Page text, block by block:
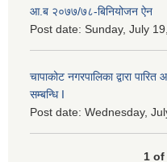
आ.ब २०७७/७८-बिनियोजन ऐन
Post date: Sunday, July
चापाकोट नगरपालिका द्वारा
सम्बन्धि I
Post date: Wednesday,
1 of